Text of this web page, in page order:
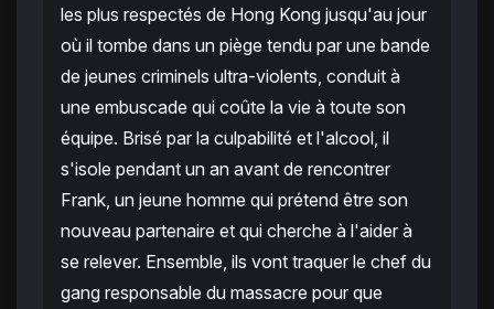
les plus respectés de Hong Kong jusqu'au jour
où il tombe dans un piège tendu par une bande
de jeunes criminels ultra-violents, conduit à
une embuscade qui coûte la vie à toute son
équipe. Brisé par la culpabilité et l'alcool, il
s'isole pendant un an avant de rencontrer
Frank, un jeune homme qui prétend être son
nouveau partenaire et qui cherche à l'aider à
se relever. Ensemble, ils vont traquer le chef du
gang responsable du massacre pour que